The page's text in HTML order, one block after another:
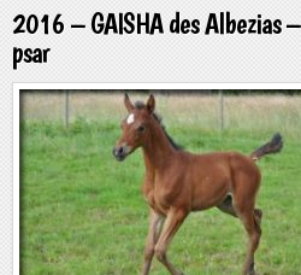
2016 – GAISHA des Albezias –
psar